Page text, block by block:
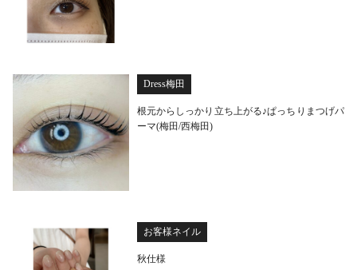
Dress梅田
根元からしっかり立ち上がる♪ぱっちりまつげパ
ーマ(梅田/西梅田)
お客様ネイル
秋仕様